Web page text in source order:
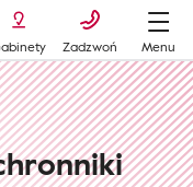
Zadzwoń
Menu